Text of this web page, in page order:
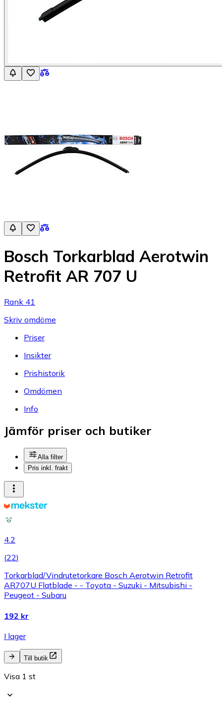
Bosch Torkarblad Aerotwin
Retrofit AR 707 U
Rank 41
Skriv omdöme
Priser
Insikter
Prishistorik
Omdömen
Info
Jämför priser och butiker
Alla filter
Pris inkl. frakt
4.2
(22)
Torkarblad/Vindrutetorkare Bosch Aerotwin Retrofit
AR707U Flatblade - - Toyota - Suzuki - Mitsubishi -
Peugeot - Subaru
192 kr
I lager
Till butik
Visa 1 st